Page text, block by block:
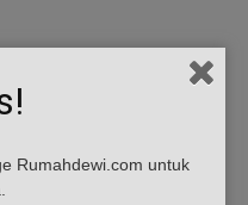
Rumahdewi.com untuk